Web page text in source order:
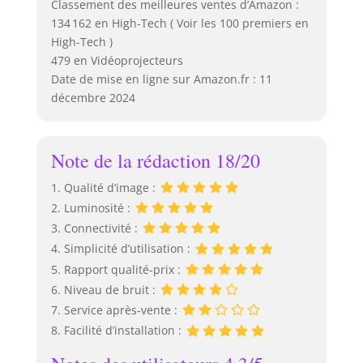
Classement des meilleures ventes d’Amazon :
134 162 en High-Tech ( Voir les 100 premiers en
High-Tech )
479 en Vidéoprojecteurs
Date de mise en ligne sur Amazon.fr : 11
décembre 2024
Note de la rédaction 18/20
1. Qualité d’image :
2. Luminosité :
3. Connectivité :
4. Simplicité d’utilisation :
5. Rapport qualité-prix :
6. Niveau de bruit :
7. Service après-vente :
8. Facilité d’installation :